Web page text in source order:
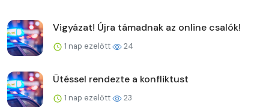
Vigyázat! Újra támadnak az online csalók!
1 nap ezelőtt 24
Ütéssel rendezte a konfliktust
1 nap ezelőtt 23